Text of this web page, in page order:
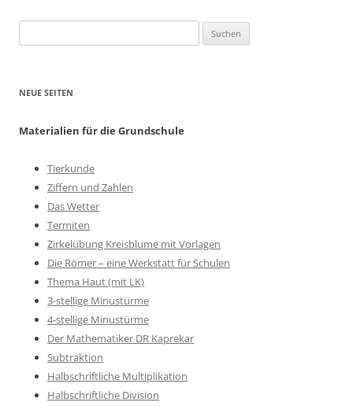
nach:
NEUE SEITEN
Materialien für die Grundschule
Tierkunde
Ziffern und Zahlen
Das Wetter
Termiten
Zirkelübung Kreisblume mit Vorlagen
Die Römer – eine Werkstatt für Schulen
Thema Haut (mit LK)
3-stellige Minustürme
4-stellige Minustürme
Der Mathematiker DR Kaprekar
Subtraktion
Halbschriftliche Multiplikation
Halbschriftliche Division